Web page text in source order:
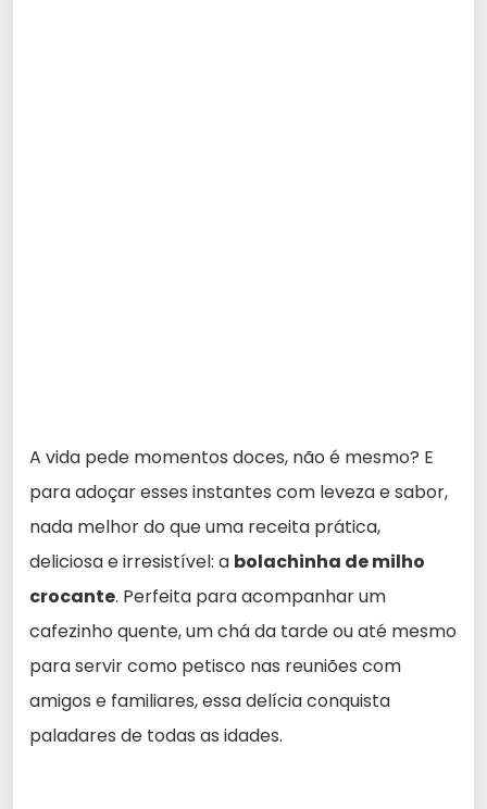
A vida pede momentos doces, não é mesmo? E
para adoçar esses instantes com leveza e sabor,
nada melhor do que uma receita prática,
deliciosa e irresistível: a bolachinha de milho
crocante. Perfeita para acompanhar um
cafezinho quente, um chá da tarde ou até mesmo
para servir como petisco nas reuniões com
amigos e familiares, essa delícia conquista
paladares de todas as idades.